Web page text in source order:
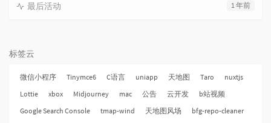
1 年前
最后活动
标签云
微信小程序 Tinymce6 C语言 uniapp 天地图 Taro
nuxtjs
Lottie
xbox Midjourney mac 公告 云开发
b站视频
Google Search Console
tmap-wind 天地图风场
bfg-repo-cleaner